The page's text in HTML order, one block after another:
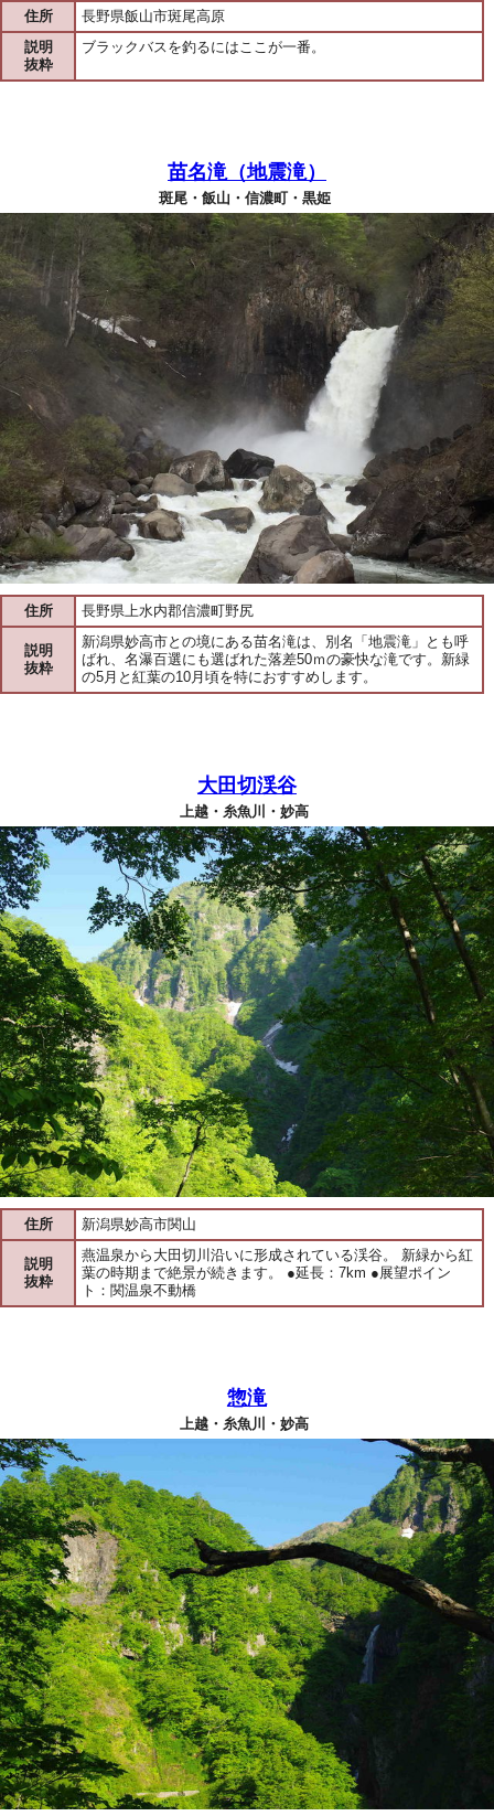
住所
長野県飯山市斑尾高原
説明
抜粋
ブラックバスを釣るにはここが一番。
苗名滝（地震滝）
斑尾・飯山・信濃町・黒姫
住所 長野県上水内郡信濃町野尻
説明
抜粋
新潟県妙高市との境にある苗名滝は、別名「地震滝」とも呼
ばれ、名瀑百選にも選ばれた落差50ｍの豪快な滝です。新緑
の5月と紅葉の10月頃を特におすすめします。
大田切渓谷
上越・糸魚川・妙高
住所 新潟県妙高市関山
説明
抜粋
燕温泉から大田切川沿いに形成されている渓谷。 新緑から紅
葉の時期まで絶景が続きます。 ●延長：7km ●展望ポイン
ト：関温泉不動橋
惣滝
上越・糸魚川・妙高